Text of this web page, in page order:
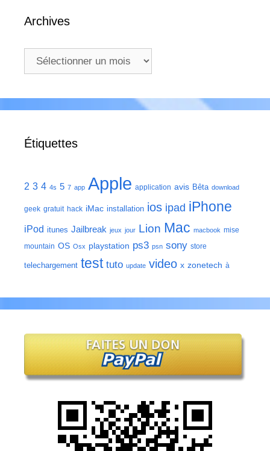
Archives
Archives
Étiquettes
2 3 4 4s 5 7 app Apple application avis Bêta download
geek gratuit hack iMac installation ios ipad iPhone
iPod itunes Jailbreak jeux jour Lion Mac macbook mise
mountain OS Osx playstation ps3 psn sony store
telechargement test tuto update video x zonetech à